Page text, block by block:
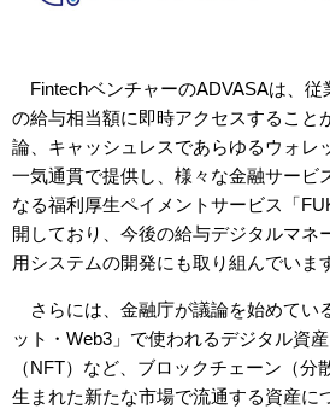
FintechベンチャーのADVASAは、従
の給与相当額に即時アクセスすること
論、キャッシュレスであらゆるウォレ
一気通貫で提供し、様々な金融サービ
なる福利厚生ペイメントサービス「
開しており、今後の給与デジタルマネ
用システムの開発にも取り組んでいま
さらには、金融庁が議論を始めてい
ット・Web3」で使われるデジタル資
（NFT）など、ブロックチェーン（分
生まれた新たな市場で流通する資産に